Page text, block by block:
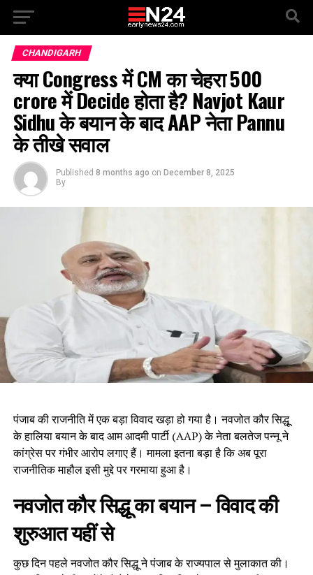
CHANDIGARH
क्या Congress में CM का चेहरा 500
crore में Decide होता है? Navjot Kaur
Sidhu के बयान के बाद AAP नेता Pannu
के तीखे सवाल
Published 8 months ago on December 8, 2025
By
पंजाब की राजनीति में एक बड़ा विवाद खड़ा हो गया है। नवजोत कौर सिद्धू
के हालिया बयान के बाद आम आदमी पार्टी (AAP) के नेता बलतेज पन्नू ने
कांग्रेस पर गंभीर आरोप लगाए हैं। मामला इतना बड़ा है कि अब पूरा
राजनीतिक माहौल इसी मुद्दे पर गरमाया हुआ है।
नवजोत कौर सिद्धू का बयान–विवाद की
शुरुआत यहीं से
कुछ दिन पहले नवजोत कौर सिद्धू ने पंजाब के राज्यपाल से मुलाकात की।